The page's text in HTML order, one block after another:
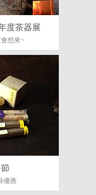
度茶器展
想來~
優惠